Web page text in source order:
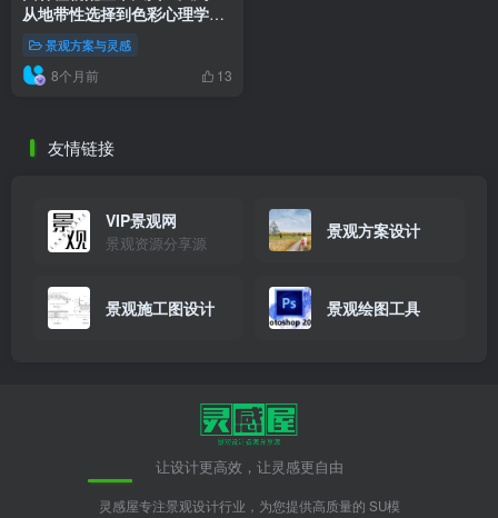
从地带性选择到色彩心理学全
解析景观方案与灵感
8个月前 13
友情链接
VIP景观网
景观资源分享源
景观方案设计
景观施工图设计 景观绘图工具
让设计更高效，让灵感更自由
灵感屋专注景观设计行业，为您提供高质量的 SU模